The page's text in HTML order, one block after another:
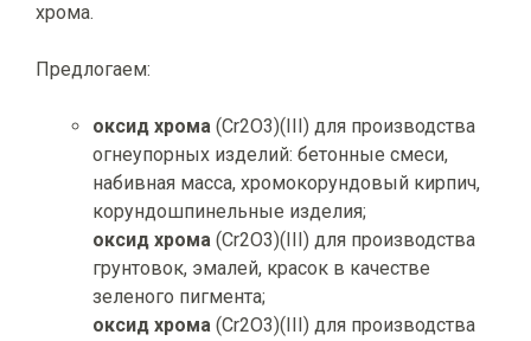
хрома.
Предлогаем:
оксид хрома (Cr2O3)(III) для производства
огнеупорных изделий: бетонные смеси,
набивная масса, хромокорундовый кирпич,
корундошпинельные изделия;
оксид хрома (Cr2O3)(III) для производства
грунтовок, эмалей, красок в качестве
зеленого пигмента;
оксид хрома (Cr2O3)(III) для производства